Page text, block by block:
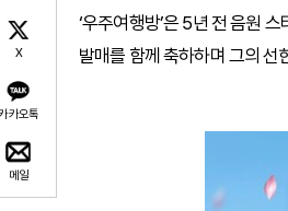
X
카오톡
메일
‘우주여행방’은 5년 전 음원
발매를 함께 축하하며 그의 선